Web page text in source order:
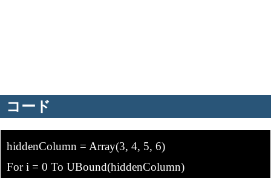
コード
hiddenColumn = Array(3, 4, 5, 6)
For i = 0 To UBound(hiddenColumn)